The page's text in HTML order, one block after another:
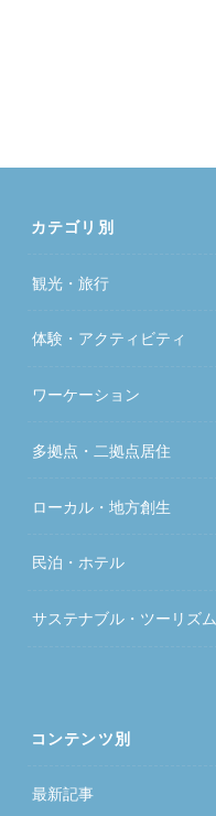
カテゴリ別
観光・旅行
体験・アクティビティ
ワーケーション
多拠点・二拠点居住
ローカル・地方創生
民泊・ホテル
サステナブル・ツーリズム
コンテンツ別
最新記事